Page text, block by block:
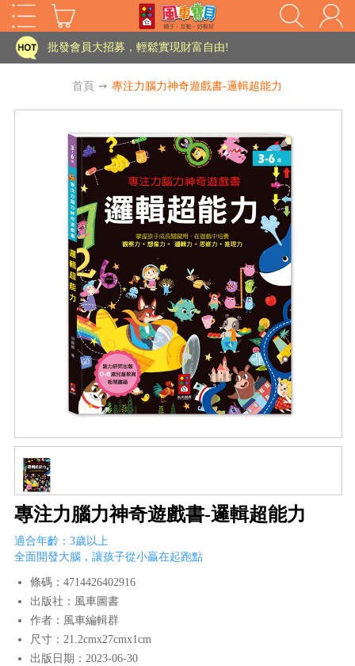
HOT
家長樂了!「風車書版集團暨FOOD超人企業總部」目前正興建中!
批發會員大招募，輕鬆實現財富自由!
老師您好!!幼教會員火熱招募中~
海外購物免煩惱！點我查看『海外購物流程說明』
批發會員大招募，輕鬆實現財富自由!
老師您好!!幼教會員火熱招募中~
海外購物免煩惱！點我查看『海外購物流程說明』
首頁 ➙ 專注力腦力神奇遊戲書-邏輯超能力
專注力腦力神奇遊戲書-邏輯超能力
適合年齡：3歲以上
全面開發大腦，讓孩子從小贏在起跑點
條碼：4714426402916
出版社：風車圖書
作者：風車編輯群
尺寸：21.2cmx27cmx1cm
出版日期：2023-06-30